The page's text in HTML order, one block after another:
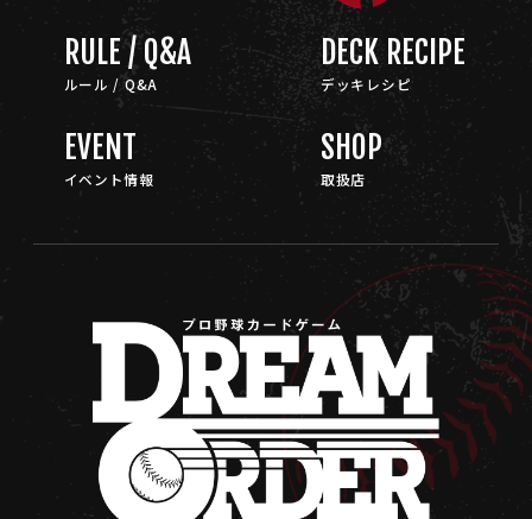
RULE / Q&A
ルール / Q&A
DECK RECIPE
デッキレシピ
EVENT
イベント情報
SHOP
取扱店